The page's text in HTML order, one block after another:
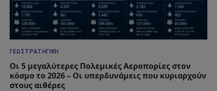
ΓΕΩΣΤΡΑΤΗΓΙΚΉ
Οι 5 μεγαλύτερες Πολεμικές Αεροπορίες στον
κόσμο το 2026 – Οι υπερδυνάμεις που κυριαρχούν
στους αιθέρες